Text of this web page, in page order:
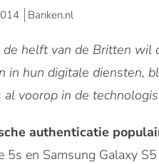
Banken.nl
de helft van de Britten wil
in hun digitale diensten,
al voorop in de
authenticatie
5s en Samsung Galaxy